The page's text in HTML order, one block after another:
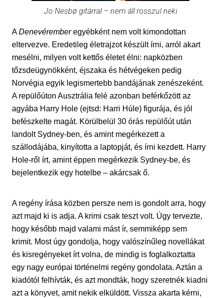
Jo Nesbø gitárral – nem áll rosszul neki
ADenevéremberegyébként nem volt kimondottan
eltervezve. Eredetileg életrajzot készült írni, arról akart
mesélni, milyen volt kettős életet élni: napközben
tőzsdeügynökként, éjszaka és hétvégeken pedig
Norvégia egyik legismertebb bandájának zenészeként.
A repülőúton Ausztrália felé azonban beférkőzött az
agyába Harry Hole (ejtsd: Harri Húle) figurája, és jól
befészkelte magát. Körülbelül 30 órás repülőút után
landolt Sydney-ben, és amint megérkezett a
szállodájába, kinyította a laptopját, és írni kezdett. Harry
Hole-ről írt, amint éppen megérkezik Sydney-be, és
bejelentkezik egy hotelbe – akárcsak ő.
A regény írása közben persze nem is gondolt arra, hogy
azt majd ki is adja. A krimi csak teszt volt. Úgy tervezte,
hogy később majd valami mást ír, semmiképp sem
krimit. Most úgy gondolja, hogy valószínűleg novellákat
és kisregényeket írt volna, de mindig is foglalkoztatta
egy nagy európai történelmi regény gondolata. Aztán a
kiadótól felhívták, és azt mondták, hogy szeretnék kiadni
azt a könyvet, amit nekik elküldött. Vissza akarta kérni,